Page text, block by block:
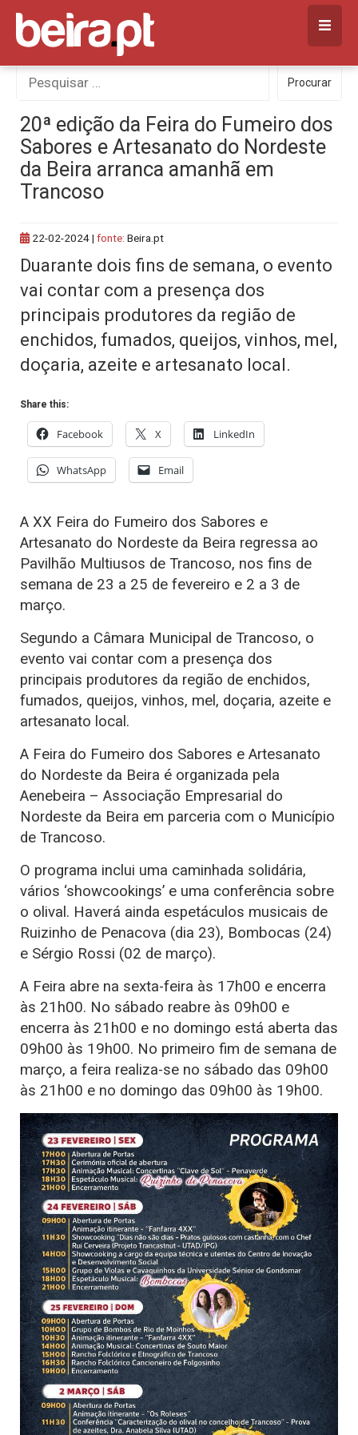
Skip
content
Procurar
por:
Procurar
20ª edição da Feira do Fumeiro dos
Sabores e Artesanato do Nordeste
da Beira arranca amanhã em
Trancoso
22-02-2024| fonte: Beira.pt
Duarante dois fins de semana, o evento
vai contar com a presença dos
principais produtores da região de
enchidos, fumados, queijos, vinhos, mel,
doçaria, azeite e artesanato local.
Share this:
Facebook X LinkedIn
WhatsApp Email
A XX Feira do Fumeiro dos Sabores e
Artesanato do Nordeste da Beira regressa ao
Pavilhão Multiusos de Trancoso, nos fins de
semana de 23 a 25 de fevereiro e 2 a 3 de
março.
Segundo a Câmara Municipal de Trancoso, o
evento vai contar com a presença dos
principais produtores da região de enchidos,
fumados, queijos, vinhos, mel, doçaria, azeite e
artesanato local.
A Feira do Fumeiro dos Sabores e Artesanato
do Nordeste da Beira é organizada pela
Aenebeira – Associação Empresarial do
Nordeste da Beira em parceria com o Município
de Trancoso.
O programa inclui uma caminhada solidária,
vários ‘showcookings’ e uma conferência sobre
o olival. Haverá ainda espetáculos musicais de
Ruizinho de Penacova (dia 23), Bombocas (24)
e Sérgio Rossi (02 de março).
A Feira abre na sexta-feira às 17h00 e encerra
às 21h00. No sábado reabre às 09h00 e
encerra às 21h00 e no domingo está aberta das
09h00 às 19h00. No primeiro fim de semana de
março, a feira realiza-se no sábado das 09h00
às 21h00 e no domingo das 09h00 às 19h00.